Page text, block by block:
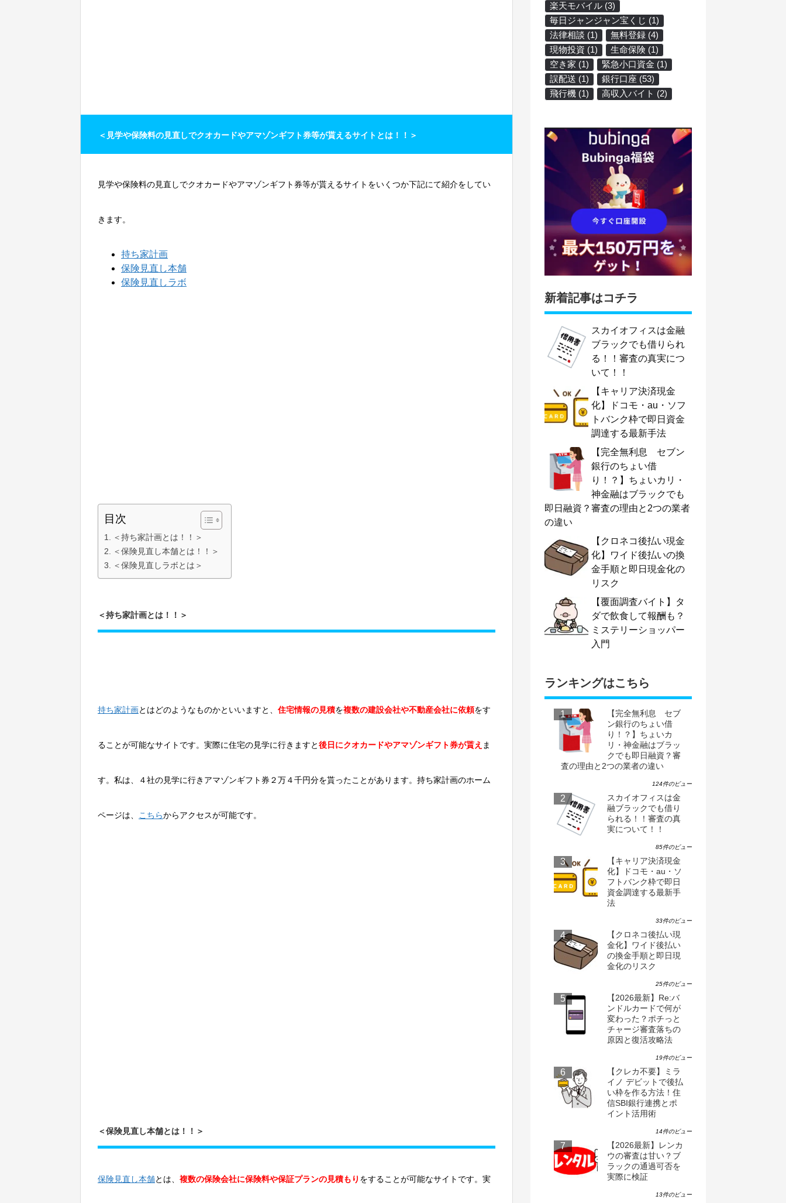
＜見学や保険料の見直しでクオカードやアマゾンギフト券等が貰えるサイトとは！！＞
見学や保険料の見直しでクオカードやアマゾンギフト券等が貰えるサイトをいくつか下記にて紹介をしてい
きます。
持ち家計画
保険見直し本舗
保険見直しラボ
目次
＜持ち家計画とは！！＞
＜保険見直し本舗とは！！＞
＜保険見直しラボとは＞
＜持ち家計画とは！！＞
持ち家計画とはどのようなものかといいますと、 住宅情報の見積を複数の建設会社や不動産会社に依頼をす
ることが可能なサイトです。実際に住宅の見学に行きますと後日にクオカードやアマゾンギフト券が貰え ま
す。私は、４社の見学に行きアマゾンギフト券２万４千円分を貰ったことがあります。持ち家計画のホーム
ページは、 こちらからアクセスが可能です。
＜保険見直し本舗とは！！＞
保険見直し本舗とは、 複数の保険会社に保険料や保証プランの見積もり をすることが可能なサイトです。実
楽天モバイル (3)
毎日ジャンジャン宝くじ (1)
法律相談 (1) 無料登録 (4)
現物投資 (1) 生命保険 (1)
空き家 (1) 緊急小口資金 (1)
誤配送 (1) 銀行口座 (53)
飛行機 (1) 高収入バイト (2)
新着記事はコチラ
スカイオフィスは金融
ブラックでも借りられ
る！！審査の真実につ
いて！！
【キャリア決済現金
化】ドコモ・au・ソフ
トバンク枠で即日資金
調達する最新手法
【完全無利息 セブン
銀行のちょい借
り！？】ちょいカリ・
神金融はブラックでも
即日融資？審査の理由と2つの業者
の違い
【クロネコ後払い現金
化】ワイド後払いの換
金手順と即日現金化の
リスク
【覆面調査バイト】タ
ダで飲食して報酬も？
ミステリーショッパー
入門
ランキングはこちら
【完全無利息 セブ
ン銀行のちょい借
り！？】ちょいカ
リ・神金融はブラッ
クでも即日融資？審
査の理由と2つの業者の違い
124件のビュー
スカイオフィスは金
融ブラックでも借り
られる！！審査の真
実について！！
85件のビュー
【キャリア決済現金
化】ドコモ・au・ソ
フトバンク枠で即日
資金調達する最新手
法
33件のビュー
【クロネコ後払い現
金化】ワイド後払い
の換金手順と即日現
金化のリスク
25件のビュー
【2026最新】Re:バ
ンドルカードで何が
変わった？ポチっと
チャージ審査落ちの
原因と復活攻略法
19件のビュー
【クレカ不要】ミラ
イノ デビットで後払
い枠を作る方法！住
信SBI銀行連携とポ
イント活用術
14件のビュー
【2026最新】レンカ
ウの審査は甘い？ブ
ラックの通過可否を
実際に検証
13件のビュー